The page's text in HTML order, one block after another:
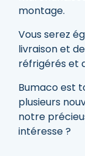
montage.
Vous serez
livraison et
réfrigérés et
Bumaco est
plusieurs
notre
intéresse ?